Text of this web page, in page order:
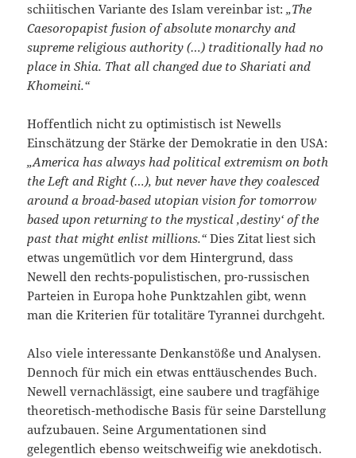
schiitischen Variante des Islam vereinbar ist:„The
Caesoropapist fusion of absolute monarchy and
supreme religious authority (…) traditionally had no
place in Shia. That all changed due to Shariati and
Khomeini.“
Hoffentlich nicht zu optimistisch ist Newells
Einschätzung der Stärke der Demokratie in den USA:
„America has always had political extremism on both
the Left and Right (…), but never have they coalesced
around a broad-based utopian vision for tomorrow
based upon returning to the mystical ‚destiny‘ of the
past that might enlist millions.“Dies Zitat liest sich
etwas ungemütlich vor dem Hintergrund, dass
Newell den rechts-populistischen, pro-russischen
Parteien in Europa hohe Punktzahlen gibt, wenn
man die Kriterien für totalitäre Tyrannei durchgeht.
Also viele interessante Denkanstöße und Analysen.
Dennoch für mich ein etwas enttäuschendes Buch.
Newell vernachlässigt, eine saubere und tragfähige
theoretisch-methodische Basis für seine Darstellung
aufzubauen. Seine Argumentationen sind
gelegentlich ebenso weitschweifig wie anekdotisch.